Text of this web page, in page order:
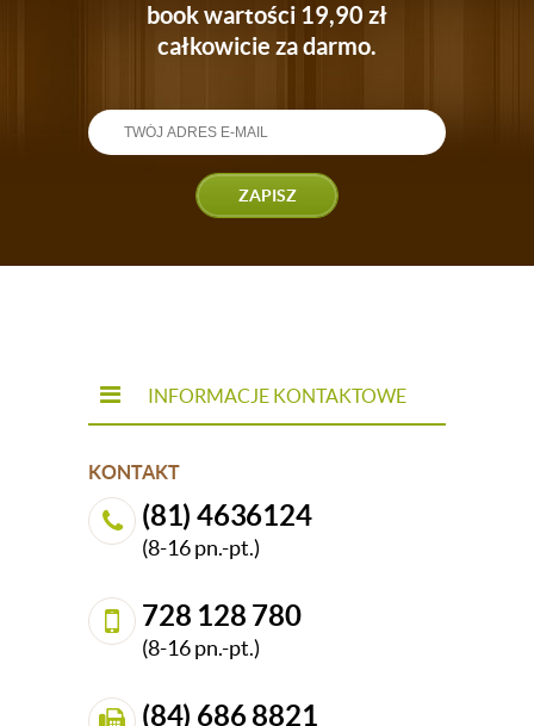
innego, dowolnie wybranego wnętrza. Nowoczesny,
minimalistyczny design jest niezwykle uniwersalną
Proponujemy stojaki wykonane z solidnej
chromowanej stali, z litego drewna oraz z
wytrzymałych płyt laminowanych. Siedziska
wykonano m.in. z wysokogatunkowej ekoskóry.
book wartości 19,90 zł
całkowicie za darmo.
ZAPISZ
INFORMACJE KONTAKTOWE
KONTAKT
(81) 4636124
(8-16 pn.-pt.)
728 128 780
(8-16 pn.-pt.)
(84) 686 8821